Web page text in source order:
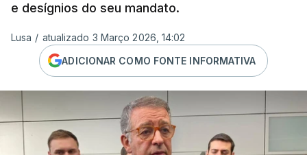
e desígnios do seu mandato.
Lusa / atualizado 3 Março 2026, 14:02
ADICIONAR COMO FONTE INFORMATIVA